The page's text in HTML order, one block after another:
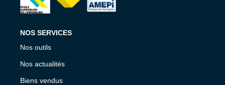
NOS SERVICES
Nos outils
Nos actualités
Biens vendus